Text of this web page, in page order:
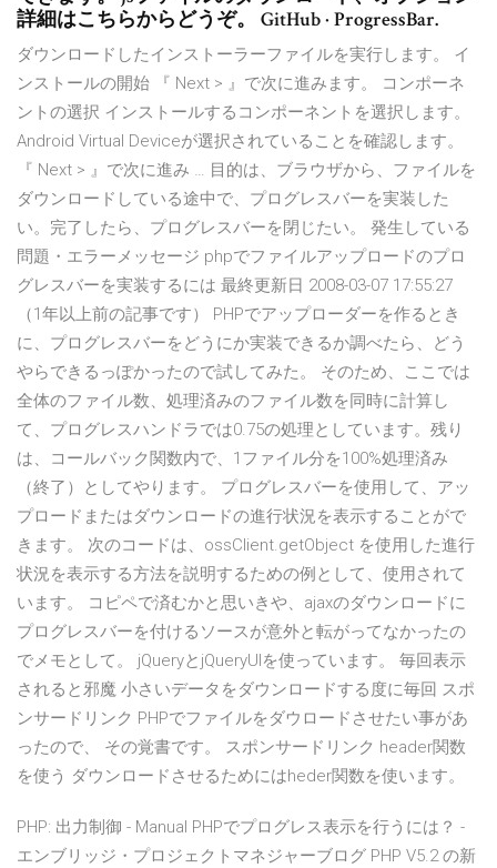
詳細はこちらからどうぞ。 GitHub · ProgressBar.
ダウンロードしたインストーラーファイルを実行します。 イ
ンストールの開始 『 Next > 』で次に進みます。 コンポーネ
ントの選択 インストールするコンポーネントを選択します。
Android Virtual Deviceが選択されていることを確認します。
『 Next > 』で次に進み … 目的は、ブラウザから、ファイルを
ダウンロードしている途中で、プログレスバーを実装した
い。完了したら、プログレスバーを閉じたい。 発生している
問題・エラーメッセージ phpでファイルアップロードのプロ
グレスバーを実装するには 最終更新日 2008-03-07 17:55:27
（1年以上前の記事です） PHPでアップローダーを作るとき
に、プログレスバーをどうにか実装できるか調べたら、どう
やらできるっぽかったので試してみた。 そのため、ここでは
全体のファイル数、処理済みのファイル数を同時に計算し
て、プログレスハンドラでは0.75の処理としています。残り
は、コールバック関数内で、1ファイル分を100%処理済み
（終了）としてやります。 プログレスバーを使用して、アッ
プロードまたはダウンロードの進行状況を表示することがで
きます。 次のコードは、ossClient.getObject を使用した進行
状況を表示する方法を説明するための例として、使用されて
います。 コピペで済むかと思いきや、ajaxのダウンロードに
プログレスバーを付けるソースが意外と転がってなかったの
でメモとして。 jQueryとjQueryUIを使っています。 毎回表示
されると邪魔 小さいデータをダウンロードする度に毎回 スポ
ンサードリンク PHPでファイルをダウロードさせたい事があ
ったので、 その覚書です。 スポンサードリンク header関数
を使う ダウンロードさせるためにはheder関数を使います。
PHP: 出力制御 - Manual PHPでプログレス表示を行うには？ -
エンブリッジ・プロジェクトマネジャーブログ PHP V5.2 の新